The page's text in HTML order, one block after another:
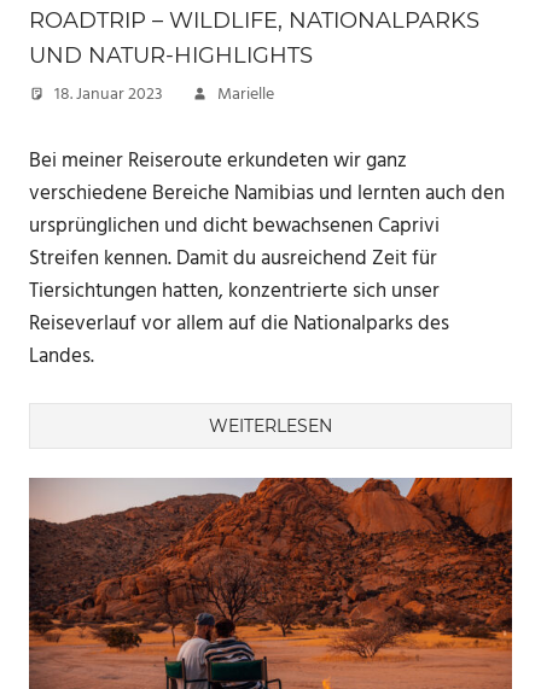
ROADTRIP – WILDLIFE, NATIONALPARKS
UND NATUR-HIGHLIGHTS
18. Januar 2023 Marielle
Bei meiner Reiseroute erkundeten wir ganz
verschiedene Bereiche Namibias und lernten auch den
ursprünglichen und dicht bewachsenen Caprivi
Streifen kennen. Damit du ausreichend Zeit für
Tiersichtungen hatten, konzentrierte sich unser
Reiseverlauf vor allem auf die Nationalparks des
Landes.
WEITERLESEN